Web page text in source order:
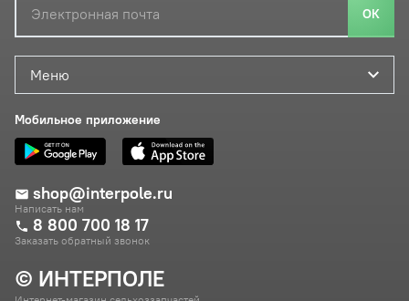
© ИНТЕРПОЛЕ
Меню
Мобильное приложение
shop@interpole.ru
Написать нам
8 800 700 18 17
Заказать обратный звонок
ОК